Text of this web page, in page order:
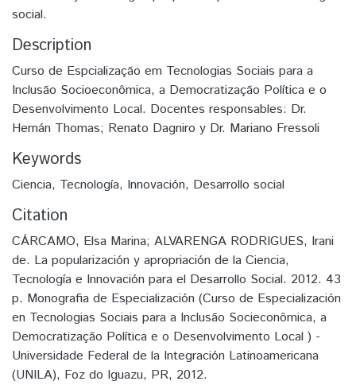
social.
Description
Curso de Espcialização em Tecnologias Sociais para a
Inclusão Socioeconômica, a Democratização Política e o
Desenvolvimento Local. Docentes responsables: Dr.
Hernán Thomas; Renato Dagniro y Dr. Mariano Fressoli
Keywords
Ciencia, Tecnología, Innovación, Desarrollo social
Citation
CÁRCAMO, Elsa Marina; ALVARENGA RODRIGUES, Irani
de. La popularización y apropriación de la Ciencia,
Tecnología e Innovación para el Desarrollo Social. 2012. 43
p. Monografia de Especialización (Curso de Especialización
en Tecnologias Sociais para a Inclusão Socieconômica, a
Democratização Política e o Desenvolvimento Local ) -
Universidade Federal de la Integración Latinoamericana
(UNILA), Foz do Iguazu, PR, 2012.